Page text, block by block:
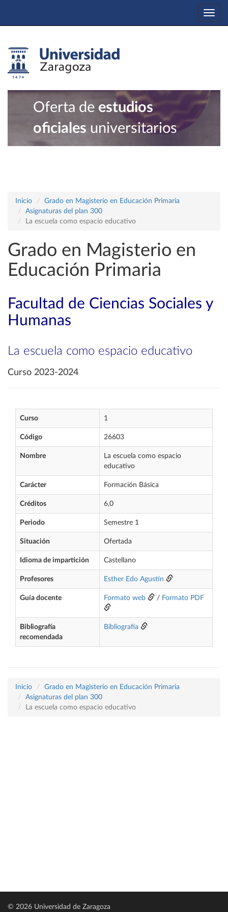
Oferta de estudios
oficiales universitarios
Inicio
Grado en Magisterio en Educación Primaria
Asignaturas del plan 300
La escuela como espacio educativo
Grado en Magisterio en
Educación Primaria
Facultad de Ciencias Sociales y
Humanas
La escuela como espacio educativo
Curso 2023-2024
Curso 1
Código 26603
Nombre
La escuela como espacio
educativo
Carácter Formación Básica
Créditos 6,0
Periodo Semestre 1
Situación Ofertada
Idioma de impartición Castellano
Profesores Esther Edo Agustín
Guía docente Formato web / Formato PDF
Bibliografía
recomendada
Bibliografía
Inicio
Grado en Magisterio en Educación Primaria
Asignaturas del plan 300
La escuela como espacio educativo
© 2026 Universidad de Zaragoza